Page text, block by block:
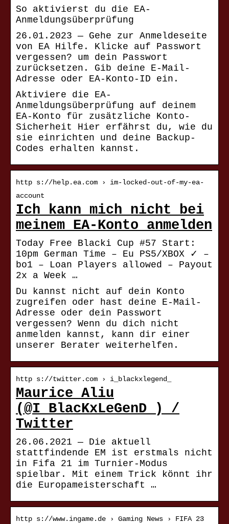
So aktivierst du die EA-
Anmeldungsüberprüfung
26.01.2023 — Gehe zur Anmeldeseite
von EA Hilfe. Klicke auf Passwort
vergessen? um dein Passwort
zurücksetzen. Gib deine E-Mail-
Adresse oder EA-Konto-ID ein.
Aktiviere die EA-
Anmeldungsüberprüfung auf deinem
EA-Konto für zusätzliche Konto-
Sicherheit Hier erfährst du, wie du
sie einrichten und deine Backup-
Codes erhalten kannst.
http s://help.ea.com › im-locked-out-of-my-ea-
account
Ich kann mich nicht bei
meinem EA-Konto anmelden
Today Free Blacki Cup #57 Start:
10pm German Time – Eu PS5/XBOX ✓ –
bo1 – Loan Players allowed – Payout
2x a Week …
Du kannst nicht auf dein Konto
zugreifen oder hast deine E-Mail-
Adresse oder dein Passwort
vergessen? Wenn du dich nicht
anmelden kannst, kann dir einer
unserer Berater weiterhelfen.
http s://twitter.com › i_blackxlegend_
Maurice Aliu
(@I_BlacKxLeGenD_) /
Twitter
26.06.2021 — Die aktuell
stattfindende EM ist erstmals nicht
in Fifa 21 im Turnier-Modus
spielbar. Mit einem Trick könnt ihr
die Europameisterschaft …
http s://www.ingame.de › Gaming News › FIFA 23